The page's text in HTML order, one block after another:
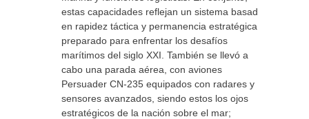
estas capacidades reflejan un sistema basado
en rapidez táctica y permanencia estratégica,
preparado para enfrentar los desafíos
marítimos del siglo XXI. También se llevó a
cabo una parada aérea, con aviones
Persuader CN-235 equipados con radares y
sensores avanzados, siendo estos los ojos
estratégicos de la nación sobre el mar;